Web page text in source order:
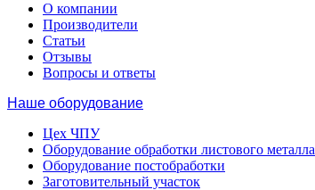
О компании
Производители
Статьи
Отзывы
Вопросы и ответы
Наше оборудование
Цех ЧПУ
Оборудование обработки листового металла
Оборудование постобработки
Заготовительный участок